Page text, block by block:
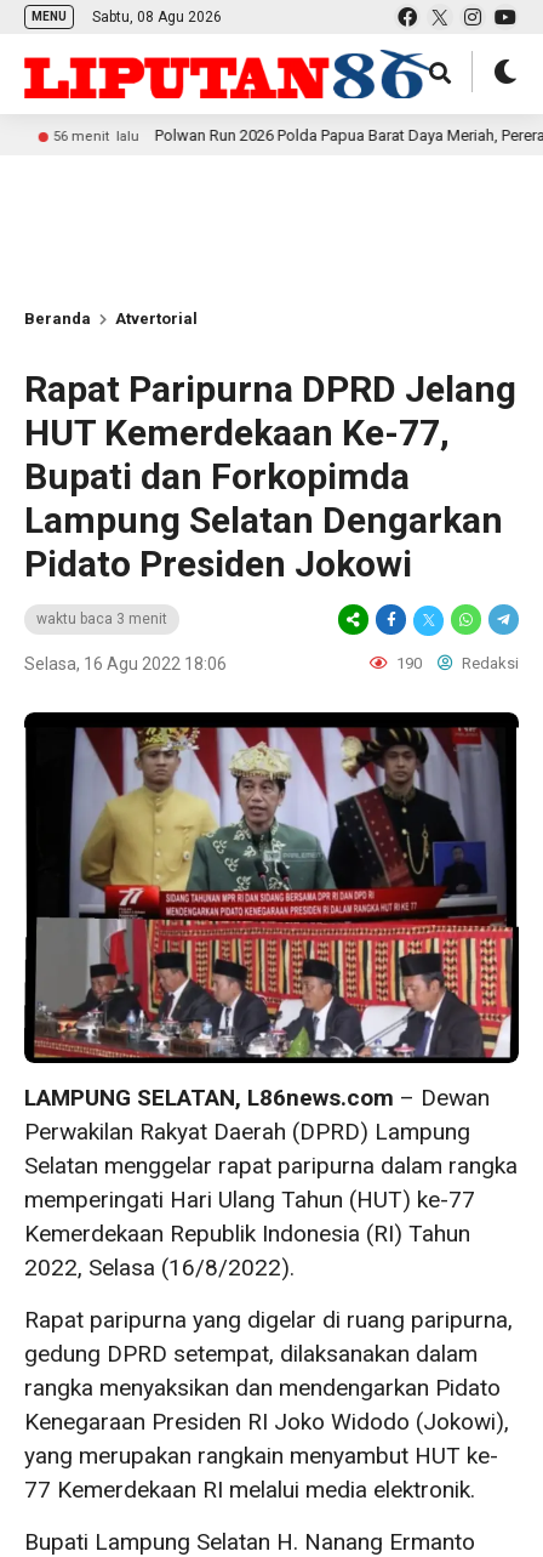
MENU Sabtu, 08 Agu 2026
lalu Polwan Run 2026 Polda Papua Barat Daya Meriah, Pererat
Beranda Atvertorial
Rapat Paripurna DPRD Jelang
HUT Kemerdekaan Ke-77,
Bupati dan Forkopimda
Lampung Selatan Dengarkan
Pidato Presiden Jokowi
waktu baca 3 menit
Selasa, 16 Agu 2022 18:06 190 Redaksi
LAMPUNG SELATAN, L86news.com – Dewan
Perwakilan Rakyat Daerah (DPRD) Lampung
Selatan menggelar rapat paripurna dalam rangka
memperingati Hari Ulang Tahun (HUT) ke-77
Kemerdekaan Republik Indonesia (RI) Tahun
2022, Selasa (16/8/2022).
Rapat paripurna yang digelar di ruang paripurna,
gedung DPRD setempat, dilaksanakan dalam
rangka menyaksikan dan mendengarkan Pidato
Kenegaraan Presiden RI Joko Widodo (Jokowi),
yang merupakan rangkain menyambut HUT ke-
77 Kemerdekaan RI melalui media elektronik.
Bupati Lampung Selatan H. Nanang Ermanto